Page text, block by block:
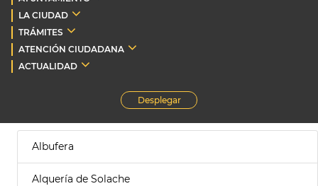
LA CIUDAD
TRÁMITES
ATENCIÓN CIUDADANA
ACTUALIDAD
Desplegar
Albufera
Alquería de Solache